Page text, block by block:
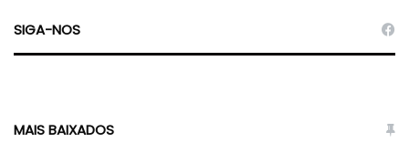
SIGA-NOS
MAIS BAIXADOS